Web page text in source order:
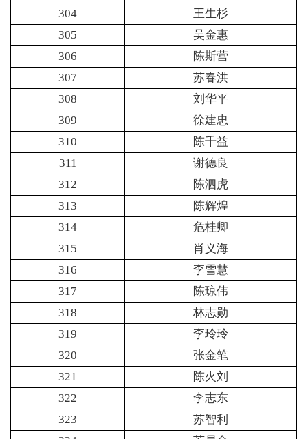
304
王生杉
305
吴金惠
306
陈斯营
307
苏春洪
308
刘华平
309
徐建忠
310
陈千益
311
谢德良
312
陈泗虎
313
陈辉煌
314
危桂卿
315
肖义海
316
李雪慧
317
陈琼伟
318
林志勋
319
李玲玲
320
张金笔
321
陈火刘
322
李志东
323
苏智利